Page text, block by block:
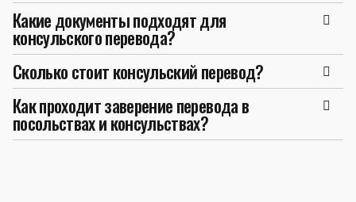
Какие документы подходят для
консульского перевода?
Сколько стоит консульский перевод?
Как проходит заверение перевода в
посольствах и консульствах?